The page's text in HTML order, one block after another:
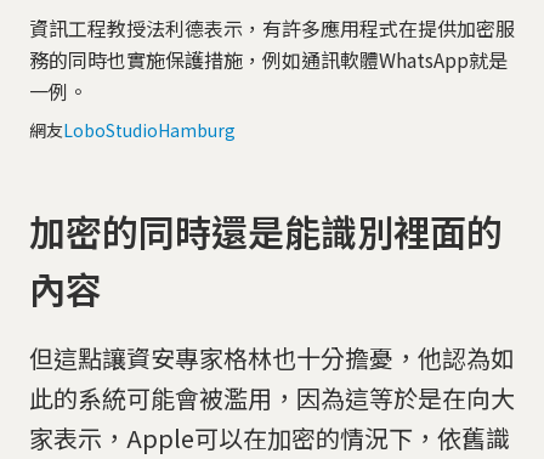
資訊工程教授法利德表示，有許多應用程式在提供加密服
務的同時也實施保護措施，例如通訊軟體WhatsApp就是
一例。
網友LoboStudioHamburg
加密的同時還是能識別裡面的
內容
但這點讓資安專家格林也十分擔憂，他認為如
此的系統可能會被濫用，因為這等於是在向大
家表示，Apple可以在加密的情況下，依舊識